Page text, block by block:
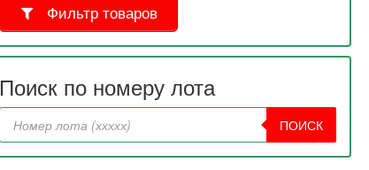
Фильтр товаров
Поиск по номеру лота
ПОИСК